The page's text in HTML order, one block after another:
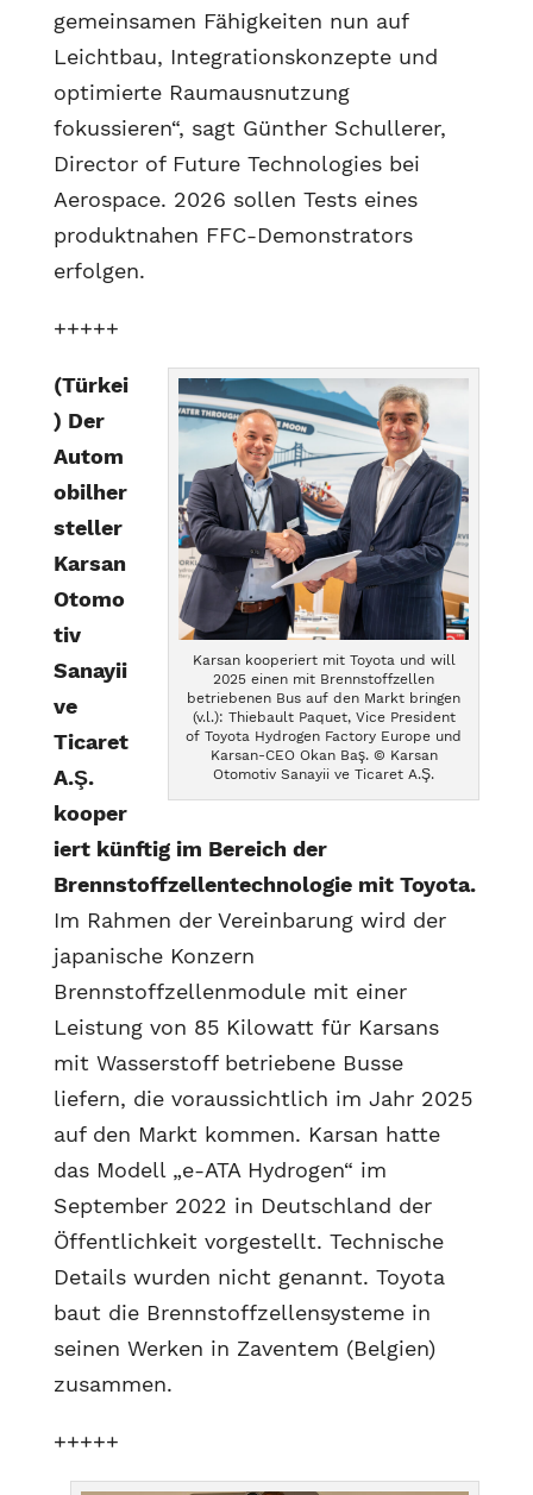
gemeinsamen Fähigkeiten nun auf
Leichtbau, Integrationskonzepte und
optimierte Raumausnutzung
fokussieren“, sagt Günther Schullerer,
Director of Future Technologies bei
Aerospace. 2026 sollen Tests eines
produktnahen FFC-Demonstrators
erfolgen.
+++++
Karsan kooperiert mit Toyota und will
2025 einen mit Brennstoffzellen
betriebenen Bus auf den Markt bringen
(v.l.): Thiebault Paquet, Vice President
of Toyota Hydrogen Factory Europe und
Karsan-CEO Okan Baş. © Karsan
Otomotiv Sanayii ve Ticaret A.Ş.
(Türkei
) Der
Autom
obilher
steller
Karsan
Otomo
tiv
Sanayii
ve
Ticaret
A.Ş.
kooper
iert künftig im Bereich der
Brennstoffzellentechnologie mit Toyota.
Im Rahmen der Vereinbarung wird der
japanische Konzern
Brennstoffzellenmodule mit einer
Leistung von 85 Kilowatt für Karsans
mit Wasserstoff betriebene Busse
liefern, die voraussichtlich im Jahr 2025
auf den Markt kommen. Karsan hatte
das Modell „e-ATA Hydrogen“ im
September 2022 in Deutschland der
Öffentlichkeit vorgestellt. Technische
Details wurden nicht genannt. Toyota
baut die Brennstoffzellensysteme in
seinen Werken in Zaventem (Belgien)
zusammen.
+++++